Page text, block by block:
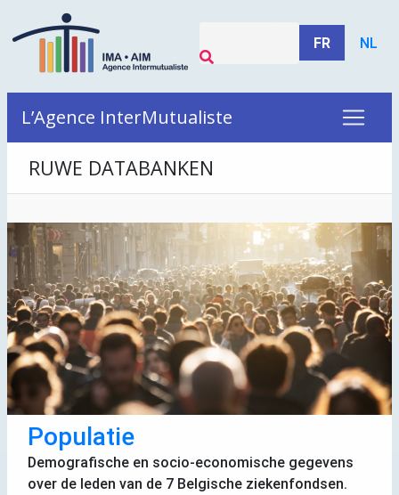
FR NL
L’Agence InterMutualiste
RUWE DATABANKEN
Populatie
Demografische en socio-economische gegevens
over de leden van de 7 Belgische ziekenfondsen.